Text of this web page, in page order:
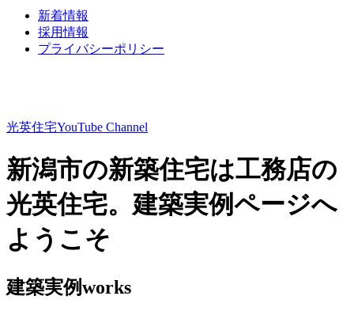
新着情報
採用情報
プライバシーポリシー
光英住宅YouTube Channel
新潟市の新築住宅は工務店の
光英住宅。建築実例ページへ
ようこそ
建築実例works